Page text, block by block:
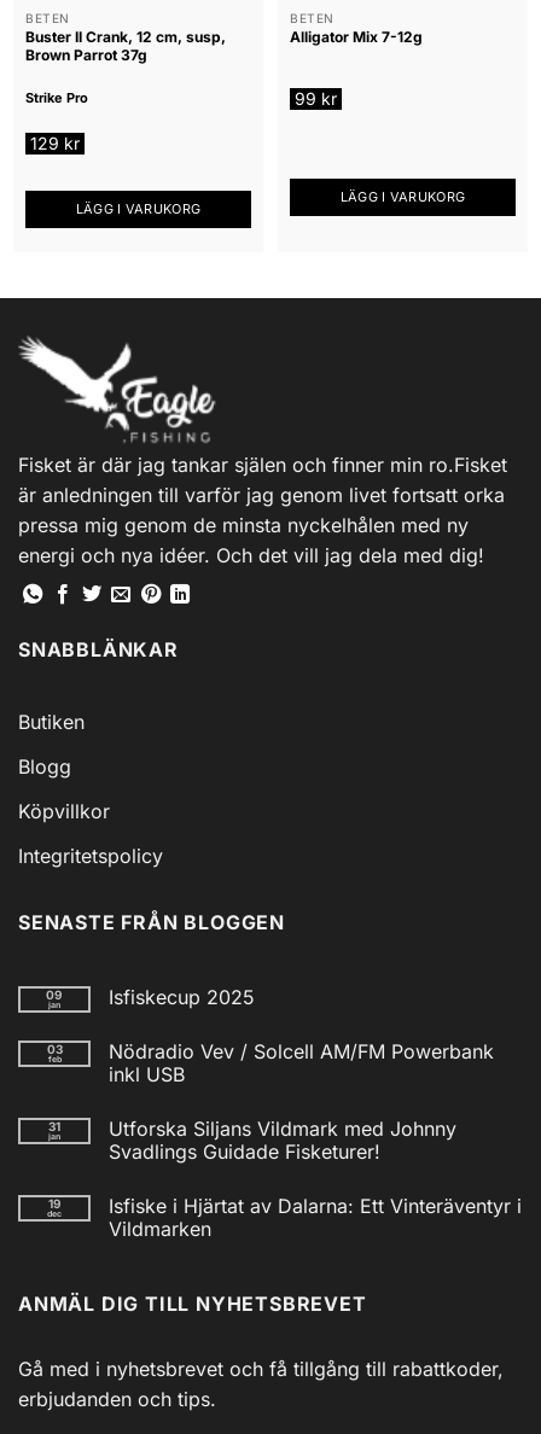
BETEN
Buster II Crank, 12 cm, susp,
Brown Parrot 37g
Strike Pro
129 kr
LÄGG I VARUKORG
BETEN
Alligator Mix 7-12g
99 kr
LÄGG I VARUKORG
Fisket är där jag tankar själen och finner min ro.Fisket
är anledningen till varför jag genom livet fortsatt orka
pressa mig genom de minsta nyckelhålen med ny
energi och nya idéer. Och det vill jag dela med dig!
SNABBLÄNKAR
Butiken
Blogg
Köpvillkor
Integritetspolicy
SENASTE FRÅN BLOGGEN
09
jan Isfiskecup 2025
till
Isfiskecup
2025
03
feb
Nödradio Vev / Solcell AM/FM Powerbank
inkl USB
till
Nödradio
Vev
AM/FM
Powerbank
inkl
31
jan
Utforska Siljans Vildmark med Johnny
Svadlings Guidade Fisketurer!
till
Utforska
Siljans
Svadlings
Guidade
19
dec
Isfiske i Hjärtat av Dalarna: Ett Vinteräventyr i
Vildmarken
Isfiske
i
Dalarna:
Ett
Vinteräventyr
i
ANMÄL DIG TILL NYHETSBREVET
Gå med i nyhetsbrevet och få tillgång till rabattkoder,
erbjudanden och tips.